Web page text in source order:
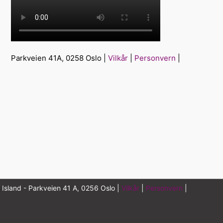
Parkveien 41A, 0258 Oslo | Vilkår| Personvern
- Parkveien 41 A, 0256 Oslo | Vilkår Personvern